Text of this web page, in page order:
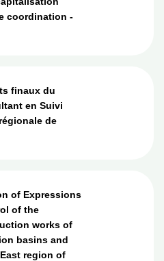
coordination -
finaux du
en Suivi
de
of Expressions
of the
works of
basins and
region of